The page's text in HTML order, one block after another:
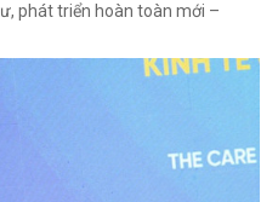
phát triển hoàn toàn mới –